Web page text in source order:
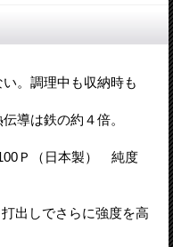
。調理中も収納時も
導は鉄の約４倍。
Ｐ（日本製） 純度
出しでさらに強度を高